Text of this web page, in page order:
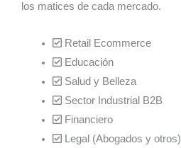
los matices de cada mercado.
Retail Ecommerce
Educación
Salud y Belleza
Sector Industrial B2B
Financiero
Legal (Abogados y otros)